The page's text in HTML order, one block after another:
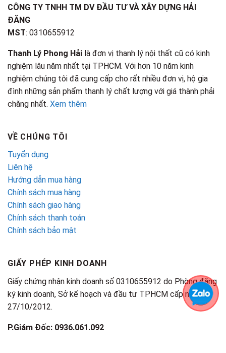
CÔNG TY TNHH TM DV ĐẦU TƯ VÀ XÂY DỰNG HẢI
ĐĂNG
MST: 0310655912
Thanh Lý Phong Hải là đơn vị thanh lý nội thất cũ có kinh
nghiệm lâu năm nhất tại TPHCM. Với hơn 10 năm kinh
nghiệm chúng tôi đã cung cấp cho rất nhiều đơn vị, hộ gia
đình những sản phẩm thanh lý chất lượng với giá thành phải
chăng nhất. Xem thêm
VỀ CHÚNG TÔI
Tuyển dụng
Liên hệ
Hướng dẫn mua hàng
Chính sách mua hàng
Chính sách giao hàng
Chính sách thanh toán
Chính sách bảo mật
GIẤY PHÉP KINH DOANH
Giấy chứng nhận kinh doanh số 0310655912 do Phòng đăng
ký kinh doanh, Sở kế hoạch và đầu tư TPHCM cấp ngày
27/10/2012.
P.Giám Đốc: 0936.061.092